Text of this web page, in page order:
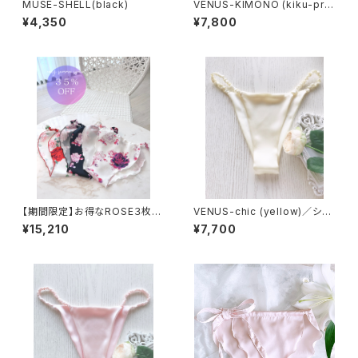
MUSE-SHELL(black)
¥4,350
VENUS-KIMONO (kiku-pret
ty)
¥7,800
【期間限定】お得なROSE３枚セ
ット
¥15,210
VENUS-chic (yellow)／シル
ク100%
¥7,700